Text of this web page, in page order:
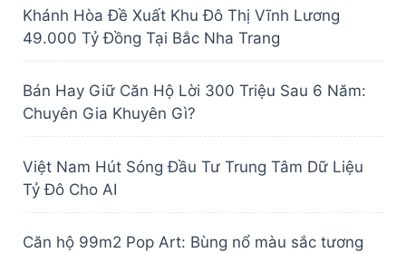
Khánh Hòa Đề Xuất Khu Đô Thị Vĩnh Lương
49.000 Tỷ Đồng Tại Bắc Nha Trang
Bán Hay Giữ Căn Hộ Lời 300 Triệu Sau 6 Năm:
Chuyên Gia Khuyên Gì?
Việt Nam Hút Sóng Đầu Tư Trung Tâm Dữ Liệu
Tỷ Đô Cho AI
Căn hộ 99m2 Pop Art: Bùng nổ màu sắc tương